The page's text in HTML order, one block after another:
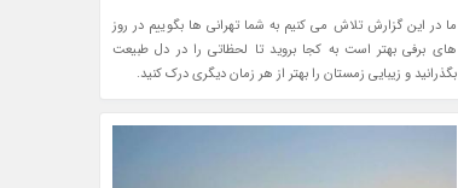
ما در این گزارش تلاش می کنیم به شما تهرانی ها بگوییم در روز
های برفی بهتر است به کجا بروید تا لحظاتی را در دل طبیعت
بگذرانید و زیبایی زمستان را بهتر از هر زمان دیگری درک کنید.